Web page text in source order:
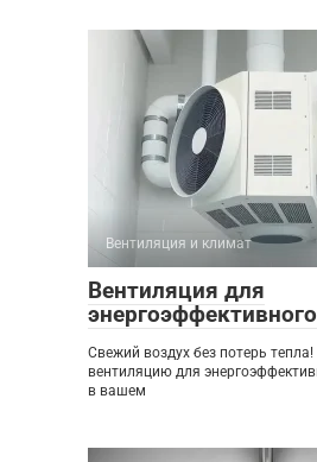
Вентиляция и климат
Вентиляция для
Свежий воздух без потерь
вентиляцию для
в вашем